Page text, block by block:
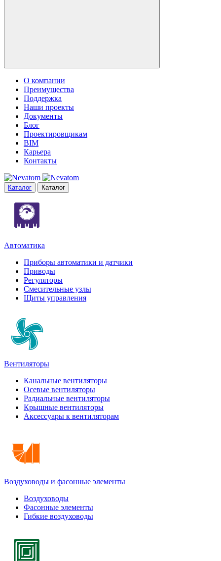
О компании
Преимущества
Поддержка
Наши проекты
Документы
Блог
Проектировщикам
BIM
Карьера
Контакты
Каталог Каталог
Автоматика
Приборы автоматики и датчики
Приводы
Регуляторы
Смесительные узлы
Щиты управления
Вентиляторы
Канальные вентиляторы
Осевые вентиляторы
Радиальные вентиляторы
Крышные вентиляторы
Аксессуары к вентиляторам
Воздуховоды и фасонные элементы
Воздуховоды
Фасонные элементы
Гибкие воздуховоды